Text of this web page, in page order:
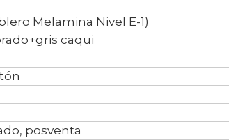
Melamina Nivel E-1)
caqui
posventa